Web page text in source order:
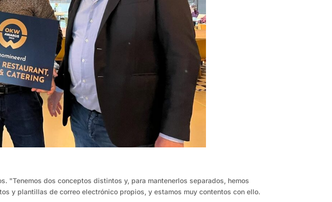
"Tenemos dos conceptos distintos y, para mantenerlos separados, hemos
y plantillas de correo electrónico propios, y estamos muy contentos con ello.